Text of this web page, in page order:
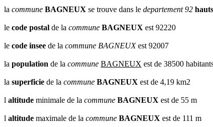
par
V
W X Y Z
la commune BAGNEUX se trouve dans le departement 92
le code postal de la commune BAGNEUX est 92220
le code insee de la commune BAGNEUXest 92007
la population de la commune BAGNEUX est de 38500
la superficie de la commune BAGNEUX est de 4,19 km2
l altitude minimale de la commune BAGNEUX est de 55 m
l altitude maximale de la commune BAGNEUX est de 111 m